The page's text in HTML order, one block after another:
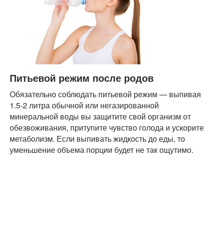
Питьевой режим после родов
Обязательно соблюдать питьевой режим — выпивая
1.5-2 литра обычной или негазированной
минеральной воды вы защитите свой организм от
обезвоживания, притупите чувство голода и ускорите
метаболизм. Если выпивать жидкость до еды, то
уменьшение объема порции будет не так ощутимо.